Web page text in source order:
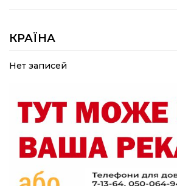
04 сер
прикордоння до втраченого
19:36
Пишіть листи самому собі,
19:29
30 лип
«Все закінчиться, приїду й
26-річного Захисника
20:06
Паливо по 100 грн та ризик
КРАЇНА
Нет записей